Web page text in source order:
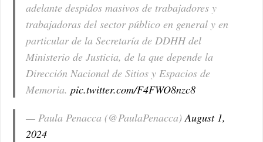
adelante despidos masivos de trabajadores y
trabajadoras del sector público en general y en
particular de la Secretaría de DDHH del
Ministerio de Justicia, de la que depende la
Dirección Nacional de Sitios y Espacios de
Memoria.pic.twitter.com/F4FWO8nzc8
— Paula Penacca (@PaulaPenacca)August 1,
2024